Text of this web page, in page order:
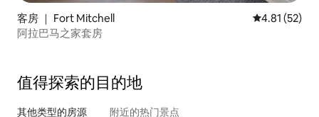
客房 ｜ Fort Mitchell 平均评分
4.81 (52)
阿拉巴马之家套房
值得探索的目的地
其他类型的房源 附近的热门景点